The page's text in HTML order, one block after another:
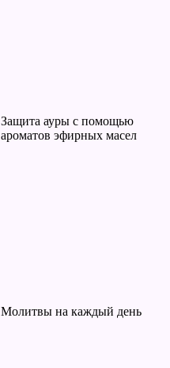
Защита ауры с помощью
ароматов эфирных масел
Молитвы на каждый день